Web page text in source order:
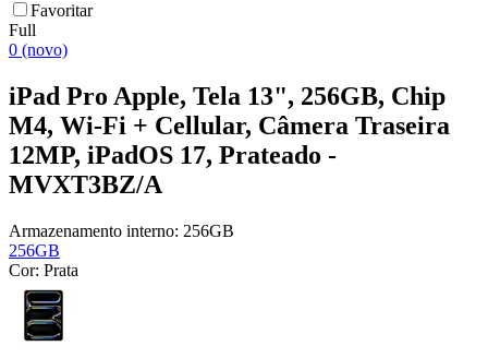
Favoritar
Full
0 (novo)
iPad Pro Apple, Tela 13", 256GB, Chip
M4, Wi-Fi + Cellular, Câmera Traseira
12MP, iPadOS 17, Prateado -
MVXT3BZ/A
Armazenamento interno: 256GB
256GB
Cor: Prata